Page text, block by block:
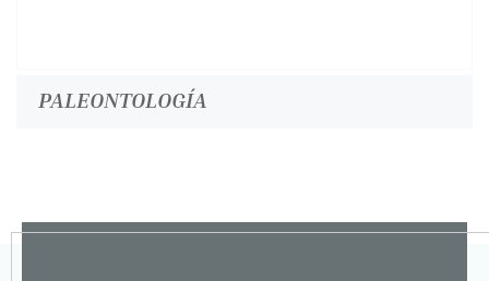
PALEONTOLOGÍA